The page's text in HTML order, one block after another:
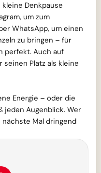
Denkpause
um zum
WhatsApp, um einen
zu bringen – für
perfekt. Auch auf
Platz als kleine
Energie – oder die
jeden Augenblick. Wer
nächste Mal dringend